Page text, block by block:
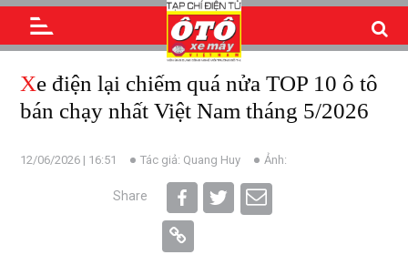
Xe điện lại chiếm quá nửa TOP 10 ô tô
bán chạy nhất Việt Nam tháng 5/2026
12/06/2026 | 16:51 Tác giả: Quang Huy Ảnh:
Share